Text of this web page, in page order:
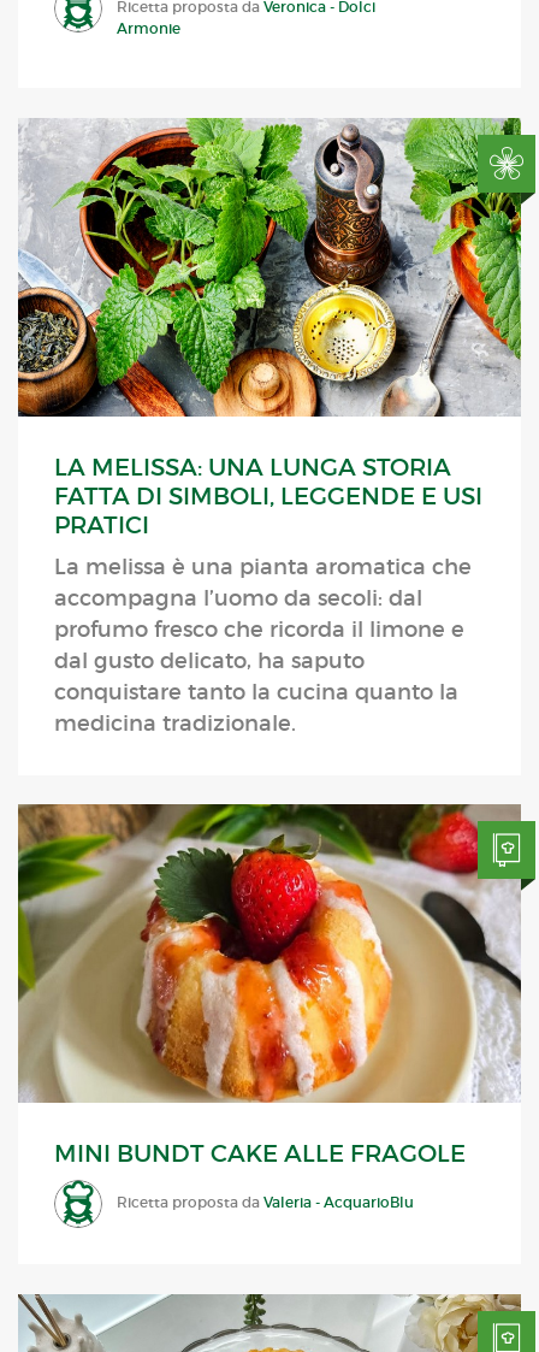
Ricetta proposta da Veronica - Dolci
Armonie
LA MELISSA: UNA LUNGA STORIA
FATTA DI SIMBOLI, LEGGENDE E USI
PRATICI
La melissa è una pianta aromatica che
accompagna l’uomo da secoli: dal
profumo fresco che ricorda il limone e
dal gusto delicato, ha saputo
conquistare tanto la cucina quanto la
medicina tradizionale.
MINI BUNDT CAKE ALLE FRAGOLE
Ricetta proposta da Valeria - AcquarioBlu